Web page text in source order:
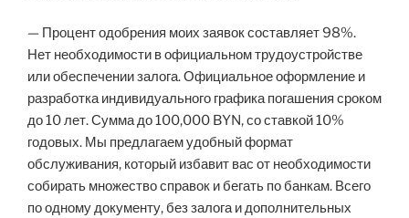
— Процент одобрения моих заявок составляет 98%.
Нет необходимости в официальном трудоустройстве
или обеспечении залога. Официальное оформление и
разработка индивидуального графика погашения сроком
до 10 лет. Сумма до 100,000 BYN, со ставкой 10%
годовых. Мы предлагаем удобный формат
обслуживания, который избавит вас от необходимости
собирать множество справок и бегать по банкам. Всего
по одному документу, без залога и дополнительных